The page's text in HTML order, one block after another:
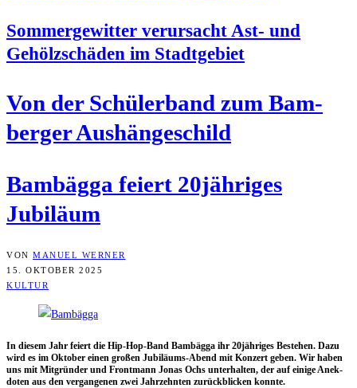
Som­mer­ge­wit­ter ver­ur­sacht Ast- und
Gehölz­schä­den im Stadtgebiet
Von der Schü­ler­band zum Bam­
ber­ger Aushängeschild
Bam­bäg­ga fei­ert 20jähriges
Jubiläum
VON MANUEL WERNER
15. OKTOBER 2025
KULTUR
In die­sem Jahr fei­ert die Hip-Hop-Band Bam­bäg­ga ihr 20jähriges Bestehen. Dazu
wird es im Okto­ber einen gro­ßen Jubi­lä­ums-Abend mit Kon­zert geben. Wir haben
uns mit Mit­grün­der und Front­mann Jonas Ochs unter­hal­ten, der auf eini­ge Anek­
do­ten aus den ver­gan­ge­nen zwei Jahr­zehn­ten zurück­bli­cken konnte.